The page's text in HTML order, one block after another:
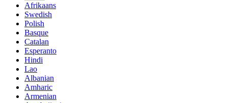
Afrikaans
Swedish
Polish
Basque
Catalan
Esperanto
Hindi
Lao
Albanian
Amharic
Armenian